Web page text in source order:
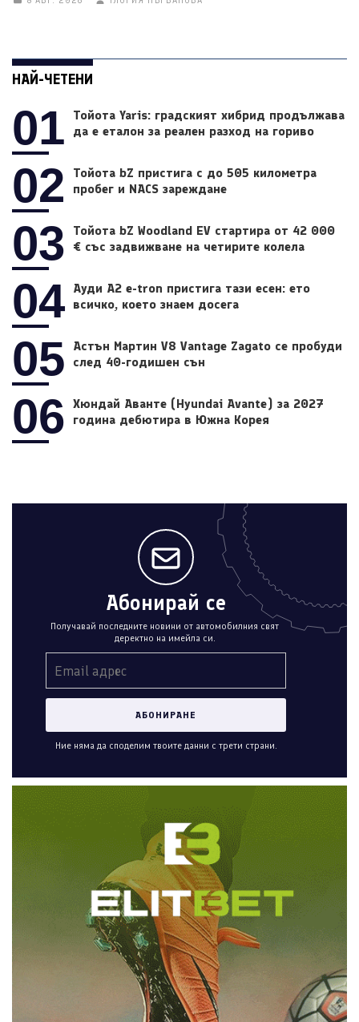
НАЙ-ЧЕТЕНИ
01
Тойота Yaris: градският хибрид продължава
да е еталон за реален разход на гориво
02
Тойота bZ пристига с до 505 километра
пробег и NACS зареждане
03
Тойота bZ Woodland EV стартира от 42 000
€ със задвижване на четирите колела
04 Ауди A2 e-tron пристига тази есен: ето
всичко, което знаем досега
05
Астън Мартин V8 Vantage Zagato се пробуди
след 40-годишен сън
06
Хюндай Аванте (Hyundai Avante) за 2027
година дебютира в Южна Корея
Абонирай се
Получавай последните новини от автомобилния свят
деректно на имейла си.
Ние няма да споделим твоите данни с трети страни.